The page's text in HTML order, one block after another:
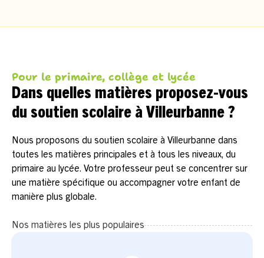
Pour le primaire, collège et lycée
Dans quelles matières proposez-vous
du soutien scolaire à Villeurbanne ?
Nous proposons du soutien scolaire à Villeurbanne dans
toutes les matières principales et à tous les niveaux, du
primaire au lycée. Votre professeur peut se concentrer sur
une matière spécifique ou accompagner votre enfant de
manière plus globale.
Nos matières les plus populaires